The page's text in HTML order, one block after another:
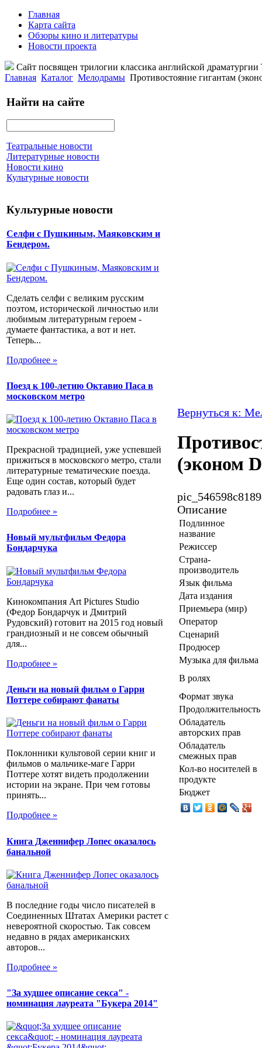
Главная
Карта сайта
Обзоры кино и литературы
Новости проекта
Сайт посвящен трилогии классика английской
Главная Каталог Мелодрамы Противостояние гигантам
Найти на сайте
Театральные новости
Литературные новости
Новости кино
Культурные новости
Культурные новости
Селфи с Пушкиным, Маяковским и
Бендером.
Сделать селфи с великим русским
поэтом, исторической личностью или
любимым литературным героем -
думаете фантастика, а вот и нет.
Теперь...
Подробнее »
Поезд к 100-летию Октавио Паса в
московском метро
Прекрасной традицией, уже успевшей
прижиться в московского метро, стали
литературные тематические поезда.
Еще один состав, который будет
радовать глаз и...
Подробнее »
Новый мультфильм Федора
Бондарчука
Кинокомпания Art Pictures Studio
(Федор Бондарчук и Дмитрий
Рудовский) готовит на 2015 год новый
грандиозный и не совсем обычный
для...
Подробнее »
Деньги на новый фильм о Гарри
Поттере собирают фанаты
Поклонники культовой серии книг и
фильмов о мальчике-маге Гарри
Поттере хотят видеть продолжении
истории на экране. При чем готовы
принять...
Подробнее »
Книга Дженнифер Лопес оказалось
банальной
В последние годы число писателей в
Соединенных Штатах Америки растет с
невероятной скоростью. Так совсем
недавно в рядах американских
авторов...
Подробнее »
"За худшее описание секса" -
номинация лауреата "Букера 2014"
Вернуться к:
(эконом
Описание
Подлинное
название
Режиссер
Страна-
производитель
Язык фильма
Дата издания
Приемьера (мир)
Оператор
Сценарий
Продюсер
Музыка для фильма
В ролях
Формат звука
Продолжительность
Обладатель
авторских прав
Обладатель
смежных прав
Кол-во носителей в
продукте
Бюджет